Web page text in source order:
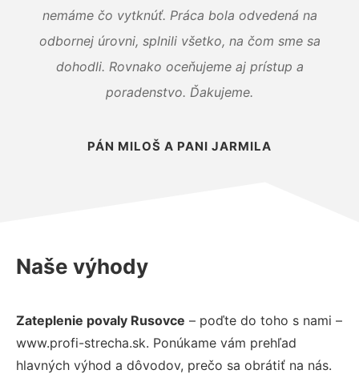
nemáme čo vytknúť. Práca bola odvedená na
odbornej úrovni, splnili všetko, na čom sme sa
dohodli. Rovnako oceňujeme aj prístup a
poradenstvo. Ďakujeme.
PÁN MILOŠ A PANI JARMILA
Naše výhody
Zateplenie povaly Rusovce – poďte do toho s nami –
www.profi-strecha.sk. Ponúkame vám prehľad
hlavných výhod a dôvodov, prečo sa obrátiť na nás.